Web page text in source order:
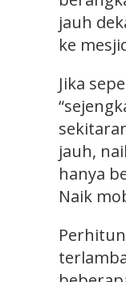
jauh
ke
Jika
jauh,
hanya
Naik